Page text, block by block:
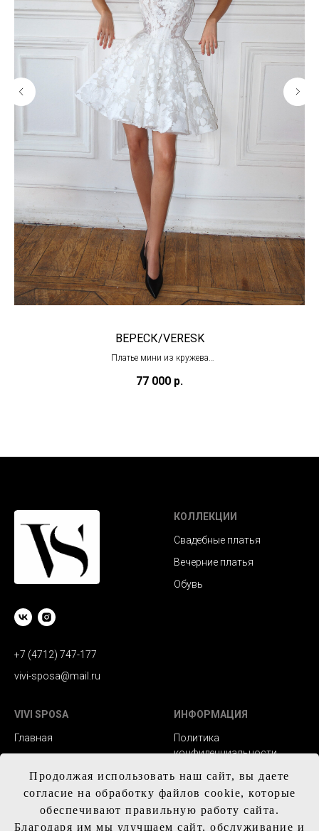
ВЕРЕСК/VERESK
Платье мини из кружева
77 000 р.
Продолжая использовать наш сайт, вы даете
согласие на обработку файлов cookie, которые
обеспечивают правильную работу сайта.
Благодаря им мы улучшаем сайт, обслуживание и
+7 (4712) 747-177
vivi-sposa@mail.ru
КОЛЛЕКЦИИ
Свадебные платья
Вечерние платья
Обувь
VIVI SPOSA
Главная
Контакты
ИНФОРМАЦИЯ
Политика
конфиденциальности
Заказ и сроки
изготовления
Доставка